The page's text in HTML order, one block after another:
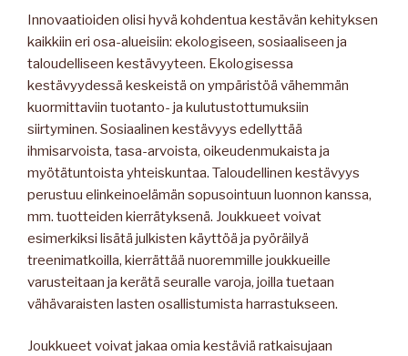
Innovaatioiden olisi hyvä kohdentua kestävän kehityksen
kaikkiin eri osa-alueisiin: ekologiseen, sosiaaliseen ja
taloudelliseen kestävyyteen. Ekologisessa
kestävyydessä keskeistä on ympäristöä vähemmän
kuormittaviin tuotanto- ja kulutustottumuksiin
siirtyminen. Sosiaalinen kestävyys edellyttää
ihmisarvoista, tasa-arvoista, oikeudenmukaista ja
myötätuntoista yhteiskuntaa. Taloudellinen kestävyys
perustuu elinkeinoelämän sopusointuun luonnon kanssa,
mm. tuotteiden kierrätyksenä. Joukkueet voivat
esimerkiksi lisätä julkisten käyttöä ja pyöräilyä
treenimatkoilla, kierrättää nuoremmille joukkueille
varusteitaan ja kerätä seuralle varoja, joilla tuetaan
vähävaraisten lasten osallistumista harrastukseen.
Joukkueet voivat jakaa omia kestäviä ratkaisujaan